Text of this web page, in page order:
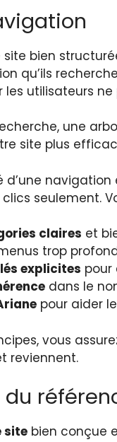
site bien
qu’ils
les utilisateurs
une
site plus
d’une
seulement.
claires et
trop
explicites pour
dans le
pour aider
vous
reviennent.
site bien conçue